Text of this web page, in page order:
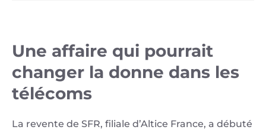
Une affaire qui pourrait
changer la donne dans les
télécoms
La revente de SFR, filiale d’Altice France, a débuté